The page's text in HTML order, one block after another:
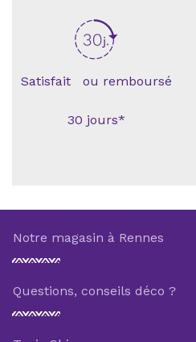
Satisfait ou remboursé
30 jours*
Notre magasin à Rennes
Questions, conseils déco ?